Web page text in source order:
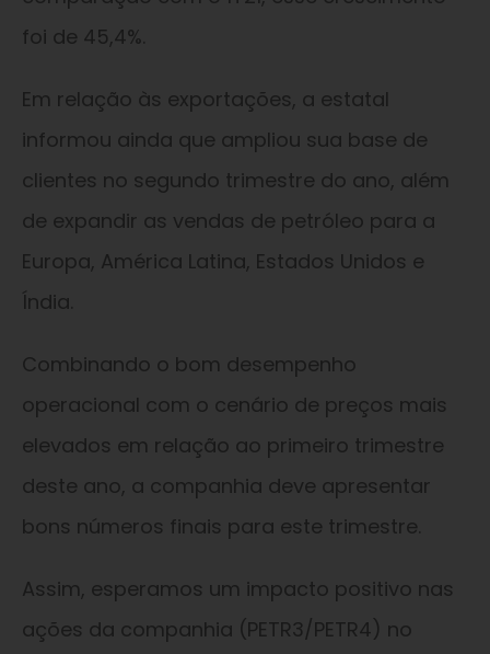
foi de 45,4%.
Em relação às exportações, a estatal
informou ainda que ampliou sua base de
clientes no segundo trimestre do ano, além
de expandir as vendas de petróleo para a
Europa, América Latina, Estados Unidos e
Índia.
Combinando o bom desempenho
operacional com o cenário de preços mais
elevados em relação ao primeiro trimestre
deste ano, a companhia deve apresentar
bons números finais para este trimestre.
Assim, esperamos um impacto positivo nas
ações da companhia (PETR3/PETR4) no